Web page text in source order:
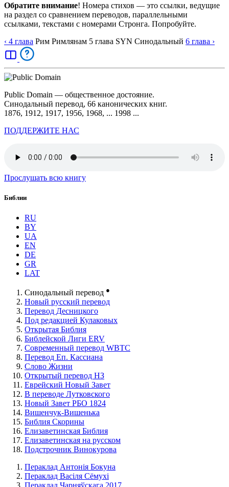
Обратите внимание! Номера стихов — это ссылки, ведущие
на раздел со сравнением переводов, параллельными
ссылками, текстами с номерами Стронга. Попробуйте.
‹ 4 глава Рим Римлянам 5 глава SYN Синодальный 6 глава ›
Public Domain — общественное достояние.
Синодальный перевод, 66 канонических книг.
1876, 1912, 1917, 1956, 1968, ... 1998 ...
ПОДДЕРЖИТЕ НАС
Прослушать всю книгу
Библии
RU
BY
UA
EN
DE
GR
LAT
Синодальный перевод ●
Новый русский перевод
Перевод Десницкого
Под редакцией Кулаковых
Открытая Библия
Библейской Лиги ERV
Cовременный перевод WBTC
Перевод Еп. Кассиана
Слово Жизни
Открытый перевод НЗ
Еврейский Новый Завет
В переводе Лутковского
Новый Завет РБО 1824
Вишенчук-Вишенька
Библия Скорины
Елизаветинская Библия
Елизаветинская на русском
Подстрочник Винокурова
Пераклад Антонія Бокуна
Пераклад Васіля Сёмухі